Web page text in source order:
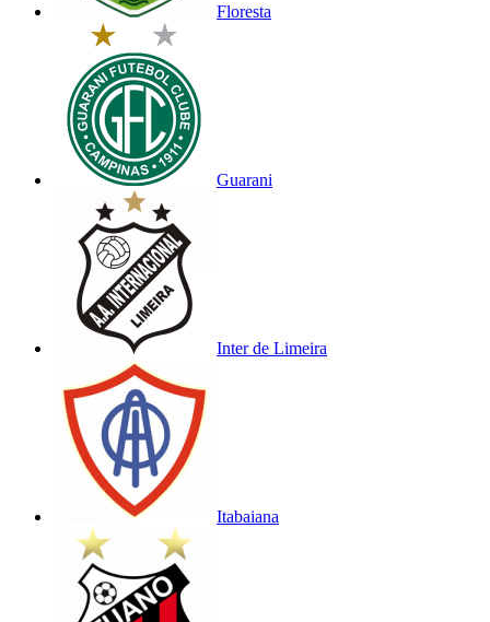
Floresta
Guarani
Inter de Limeira
Itabaiana